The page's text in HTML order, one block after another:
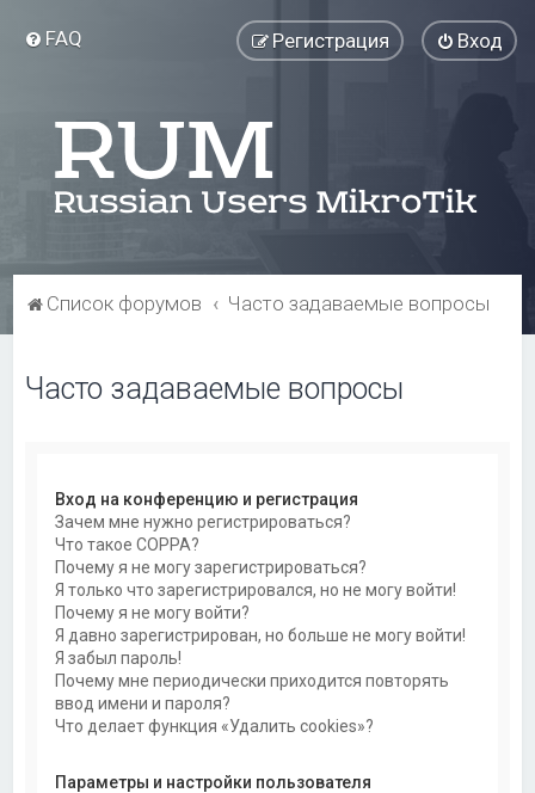
FAQ Вход
Регистрация
Список форумов Часто задаваемые вопросы
Часто задаваемые вопросы
Вход на конференцию и регистрация
Зачем мне нужно регистрироваться?
Что такое COPPA?
Почему я не могу зарегистрироваться?
Я только что зарегистрировался, но не могу войти!
Почему я не могу войти?
Я давно зарегистрирован, но больше не могу войти!
Я забыл пароль!
Почему мне периодически приходится повторять
ввод имени и пароля?
Что делает функция «Удалить cookies»?
Параметры и настройки пользователя